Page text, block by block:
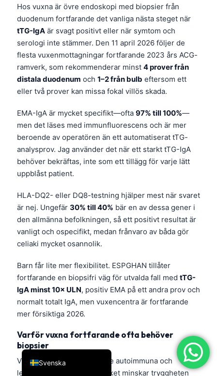
Hos vuxna är övre endoskopi med biopsier från
duodenum fortfarande det vanliga nästa steget när
tTG-IgA är svagt positivt eller när symtom och
serologi inte stämmer. Den 11 april 2026 följer de
flesta vuxenmottagningar fortfarande 2023 års ACG-
ramverk, som rekommenderar minst 4 prover från
distala duodenum och 1–2 från bulb eftersom ett
eller två prover kan missa fokal villös skada.
EMA-IgA är mycket specifikt—ofta 97% till 100%—
men det läses med immunfluorescens och är mer
beroende av operatören än ett automatiserat tTG-
analysprov. Jag använder det när ett starkt tTG-IgA
behöver bekräftas, inte som ett tillägg för varje lätt
uppblåst patient.
HLA-DQ2- eller DQ8-testning hjälper mest när svaret
är nej. Ungefär 30% till 40% bär en av dessa gener i
den allmänna befolkningen, så ett positivt resultat är
vanligt och ospecifikt, medan frånvaro av båda gör
celiaki mycket osannolik.
Barn får lite mer flexibilitet. ESPGHAN tillåter
fortfarande en biopsifri väg för utvalda fall med tTG-
IgA minst 10× ULN, positiv EMA på ett andra prov och
normalt totalt IgA, men vuxencentra är fortfarande
mer försiktiga 2026.
Varför vuxna fortfarande ofta behöver
biopsier
Vuxna har fler överlappande autoimmuna och
leversjukdomar än barn, vilket minskar tryggheten
Svenska
English
Deutsch
العربية
Français
עִבְרִית
Italiano
Português
Ελληνικά
Türkçe
简体中文
فارسی
Български
Dansk
हिन्दी
Bahasa Indonesia
Հայերեն
Íslenska
Српски језик
Bosanski